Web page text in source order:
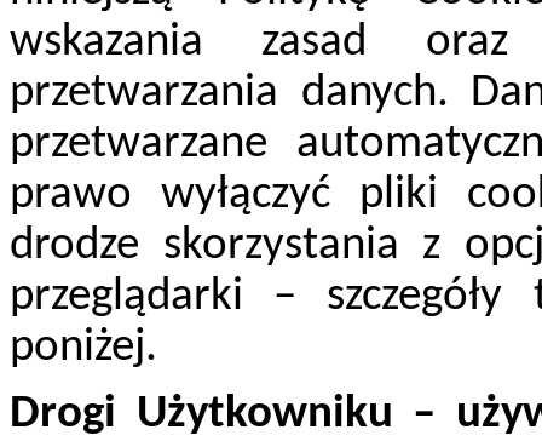
wskazania zasad
przetwarzania danych.
przetwarzane
prawo wyłączyć pliki
drodze skorzystania z
przeglądarki –
poniżej.
Drogi Użytkowniku –